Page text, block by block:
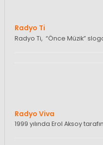
Radyo Ti
Radyo Ti, “Önce Müzik”
Radyo Viva
1999 yılında Erol Aksoy